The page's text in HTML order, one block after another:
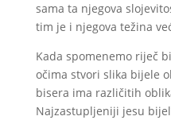
sama ta njegova
tim je i njegova težina
Kada spomenemo riječ
očima stvori slika bijele
bisera ima različitih
Najzastupljeniji jesu